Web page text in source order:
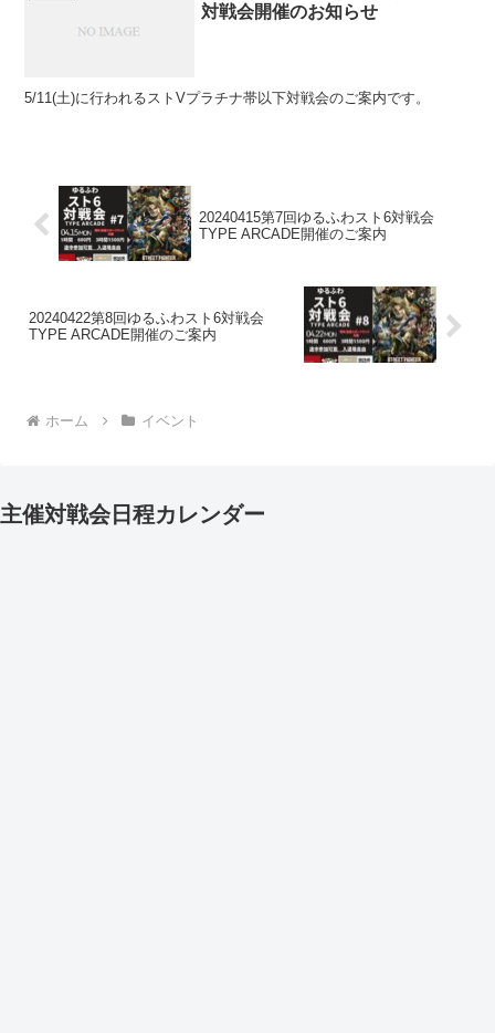
対戦会開催のお知らせ
5/11(土)に行われるストVプラチナ帯以下対戦会のご案内です。
20240415第7回ゆるふわスト6対戦会
TYPE ARCADE開催のご案内
20240422第8回ゆるふわスト6対戦会
TYPE ARCADE開催のご案内
ホーム イベント
主催対戦会日程カレンダー